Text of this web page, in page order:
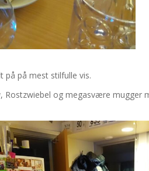
på på mest stilfulle vis.
og megasvære mugger